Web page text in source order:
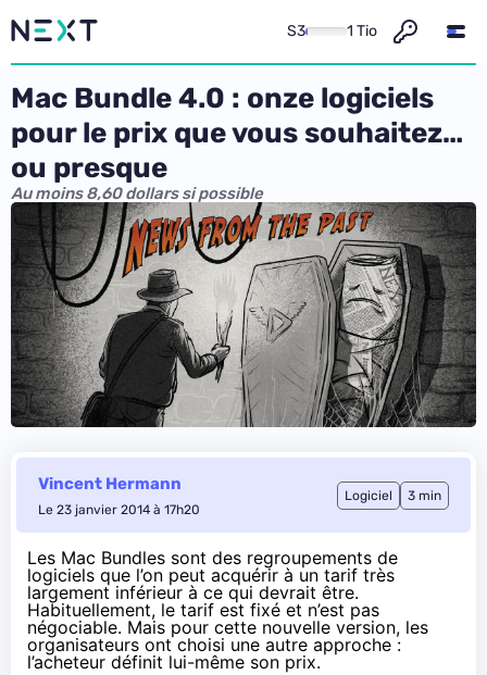
S3 1 Tio
Mac Bundle 4.0 : onze logiciels
pour le prix que vous souhaitez…
ou presque
Au moins 8,60 dollars si possible
Vincent Hermann
Le 23 janvier 2014 à 17h20
Logiciel 3 min
Les Mac Bundles sont des regroupements de
logiciels que l’on peut acquérir à un tarif très
largement inférieur à ce qui devrait être.
Habituellement, le tarif est fixé et n’est pas
négociable. Mais pour cette nouvelle version, les
organisateurs ont choisi une autre approche :
l’acheteur définit lui-même son prix.